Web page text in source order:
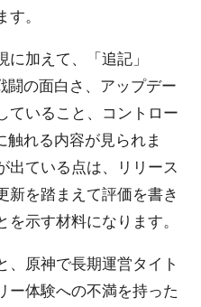
。
加えて、「追記」
闘の面白さ、アップデー
ていること、コントロー
触れる内容が見られま
出ている点は、リリース
新を踏まえて評価を書き
示す材料になります。
、原神で長期運営タイト
ー体験への不満を持った